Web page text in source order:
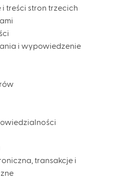
treści stron trzecich
i wypowiedzenie
transakcje i